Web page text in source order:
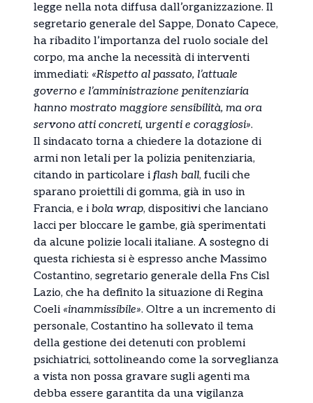
legge nella nota diffusa dall’organizzazione. Il
segretario generale del Sappe, Donato Capece,
ha ribadito l’importanza del ruolo sociale del
corpo, ma anche la necessità di interventi
immediati: «Rispetto al passato, l’attuale
governo e l’amministrazione penitenziaria
hanno mostrato maggiore sensibilità, ma ora
servono atti concreti, urgenti e coraggiosi».
Il sindacato torna a chiedere la dotazione di
armi non letali per la polizia penitenziaria,
citando in particolare i flash ball, fucili che
sparano proiettili di gomma, già in uso in
Francia, e i bola wrap, dispositivi che lanciano
lacci per bloccare le gambe, già sperimentati
da alcune polizie locali italiane. A sostegno di
questa richiesta si è espresso anche Massimo
Costantino, segretario generale della Fns Cisl
Lazio, che ha definito la situazione di Regina
Coeli «inammissibile». Oltre a un incremento di
personale, Costantino ha sollevato il tema
della gestione dei detenuti con problemi
psichiatrici, sottolineando come la sorveglianza
a vista non possa gravare sugli agenti ma
debba essere garantita da una vigilanza